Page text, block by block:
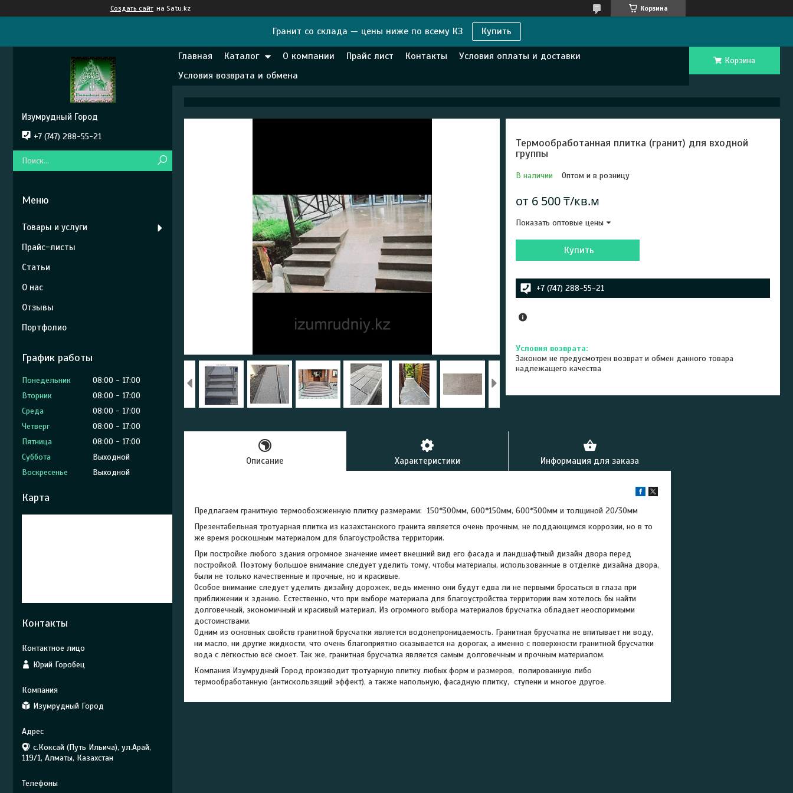
Создать сайт на Satu.kz Корзина
Гранит со склада — цены ниже по всему КЗ Купить
Главная Каталог О компании Прайс лист Контакты
Условия оплаты и доставки
Условия возврата и обмена
Корзина
Термообработанная плитка (гранит) для входной
группы
В наличии Оптом и в розницу
от 6 500 ₸/кв.м
Показать оптовые цены
Купить
+7 (747) 288-55-21
Законом не предусмотрен возврат и обмен данного товара
надлежащего качества
Описание Характеристики Информация для заказа
Предлагаем гранитную термообожженную плитку размерами: 150*300мм, 600*150мм, 600*300мм и толщиной 20/30мм
Презентабельная тротуарная плитка из казахстанского гранита является очень прочным, не поддающимся коррозии, но в то
же время роскошным материалом для благоустройства территории.
При постройке любого здания огромное значение имеет внешний вид его фасада и ландшафтный дизайн двора перед
постройкой. Поэтому большое внимание следует уделить тому, чтобы материалы, использованные в отделке дизайна двора,
были не только качественные и прочные, но и красивые.
Особое внимание следует уделить дизайну дорожек, ведь именно они будут едва ли не первыми бросаться в глаза при
приближении к зданию. Естественно, что при выборе материала для благоустройства территории вам хотелось бы найти
долговечный, экономичный и красивый материал. Из огромного выбора материалов брусчатка обладает неоспоримыми
достоинствами.
Одним из основных свойств гранитной брусчатки является водонепроницаемость. Гранитная брусчатка не впитывает ни воду,
ни масло, ни другие жидкости, что очень благоприятно сказывается на дорогах, а именно с поверхности гранитной брусчатки
вода с лёгкостью всё смоет. Так же, гранитная брусчатка является самым долговечным и прочным материалом.
Компания Изумрудный Город производит тротуарную плитку любых форм и размеров, полированную либо
термообработанную (антискользящий эффект), а также напольную, фасадную плитку, ступени и многое другое.
Изумрудный Город
+7 (747) 288-55-21
Товары и услуги
Прайс-листы
Статьи
О нас
Отзывы
Портфолио
График работы
Понедельник 08:00
17:00
Вторник
08:00
17:00
Среда
08:00
17:00
Четверг
08:00
17:00
Пятница
08:00
17:00
Суббота
Выходной
Воскресенье
Выходной
Карта
Контакты
Юрий Горобец
Изумрудный Город
с.Коксай (Путь Ильича), ул.Арай,
119/1, Алматы, Казахстан